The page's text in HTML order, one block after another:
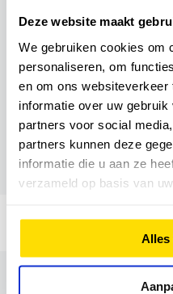
Deze website maakt
We gebruiken cookies om
personaliseren, om
en om ons
informatie over uw
partners voor social
partners kunnen deze
informatie die u aan ze
verzameld op basis van
Alles
FysioHolland
Tolakkerweg 217,
034 621 05 92
FysioHolland